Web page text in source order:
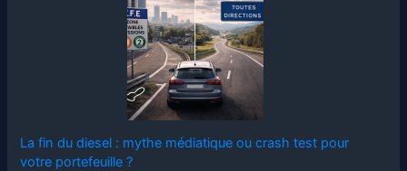
La fin du diesel : mythe médiatique ou crash test pour
votre portefeuille ?